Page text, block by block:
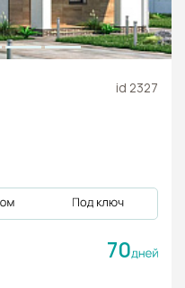
id 2327
70